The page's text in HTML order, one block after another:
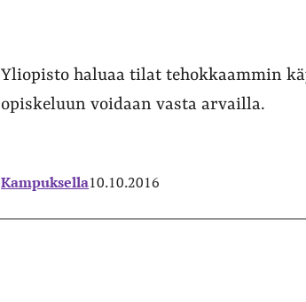
Yliopisto haluaa tilat tehokkaammin
opiskeluun voidaan vasta arvailla.
Kampuksella10.10.2016